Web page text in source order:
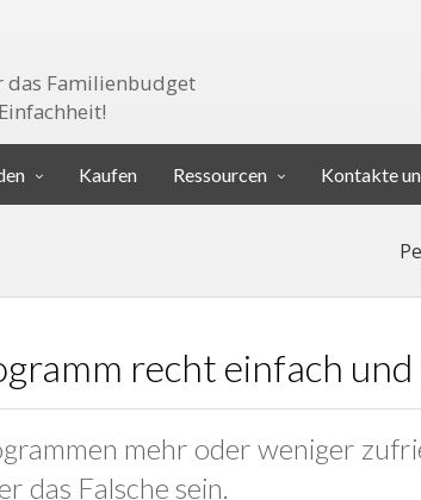
das Familienbudget
Kaufen Ressourcen Kontakte
recht einfach
mehr oder weniger
das Falsche sein.